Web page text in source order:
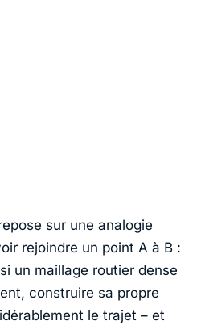
sur une analogie
rejoindre un point A à B :
un maillage routier dense
construire sa propre
le trajet – et